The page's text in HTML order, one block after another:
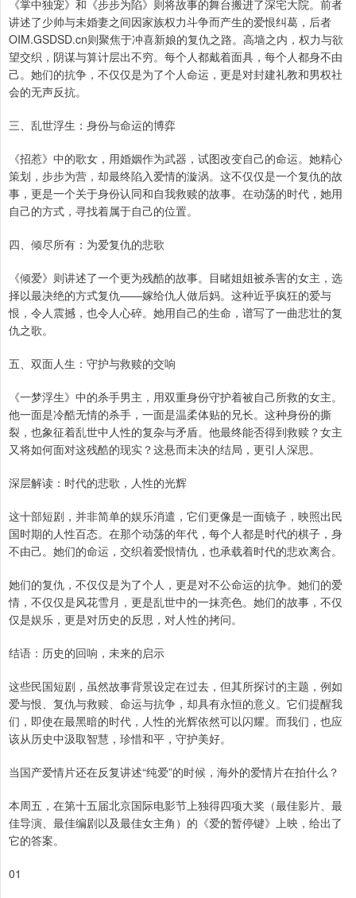
《掌中独宠》和《步步为陷》则将故事的舞台搬进了深宅大院。前者
讲述了少帅与未婚妻之间因家族权力斗争而产生的爱恨纠葛，后者
OIM.GSDSD.cn则聚焦于冲喜新娘的复仇之路。高墙之内，权力与欲
望交织，阴谋与算计层出不穷。每个人都戴着面具，每个人都身不由
己。她们的抗争，不仅仅是为了个人命运，更是对封建礼教和男权社
会的无声反抗。
三、乱世浮生：身份与命运的博弈
《招惹》中的歌女，用婚姻作为武器，试图改变自己的命运。她精心
策划，步步为营，却最终陷入爱情的漩涡。这不仅仅是一个复仇的故
事，更是一个关于身份认同和自我救赎的故事。在动荡的时代，她用
自己的方式，寻找着属于自己的位置。
四、倾尽所有：为爱复仇的悲歌
《倾爱》则讲述了一个更为残酷的故事。目睹姐姐被杀害的女主，选
择以最决绝的方式复仇——嫁给仇人做后妈。这种近乎疯狂的爱与
恨，令人震撼，也令人心碎。她用自己的生命，谱写了一曲悲壮的复
仇之歌。
五、双面人生：守护与救赎的交响
《一梦浮生》中的杀手男主，用双重身份守护着被自己所救的女主。
他一面是冷酷无情的杀手，一面是温柔体贴的兄长。这种身份的撕
裂，也象征着乱世中人性的复杂与矛盾。他最终能否得到救赎？女主
又将如何面对这残酷的现实？这悬而未决的结局，更引人深思。
深层解读：时代的悲歌，人性的光辉
这十部短剧，并非简单的娱乐消遣，它们更像是一面镜子，映照出民
国时期的人性百态。在那个动荡的年代，每个人都是时代的棋子，身
不由己。她们的命运，交织着爱恨情仇，也承载着时代的悲欢离合。
她们的复仇，不仅仅是为了个人，更是对不公命运的抗争。她们的爱
情，不仅仅是风花雪月，更是乱世中的一抹亮色。她们的故事，不仅
仅是娱乐，更是对历史的反思，对人性的拷问。
结语：历史的回响，未来的启示
这些民国短剧，虽然故事背景设定在过去，但其所探讨的主题，例如
爱与恨、复仇与救赎、命运与抗争，却具有永恒的意义。它们提醒我
们，即使在最黑暗的时代，人性的光辉依然可以闪耀。而我们，也应
该从历史中汲取智慧，珍惜和平，守护美好。
当国产爱情片还在反复讲述“纯爱”的时候，海外的爱情片在拍什么？
本周五，在第十五届北京国际电影节上独得四项大奖（最佳影片、最
佳导演、最佳编剧以及最佳女主角）的《爱的暂停键》上映，给出了
它的答案。
01